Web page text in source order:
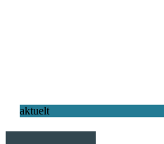
aktuelt